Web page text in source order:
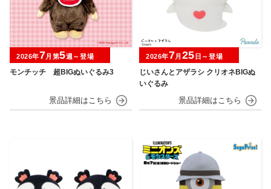
モンチッチ 超BIGぬいぐるみ3
2026年7月第5週～登場
じいさんとアザラシ クリオネBIGぬ
いぐるみ
2026年7月 25 日～登場